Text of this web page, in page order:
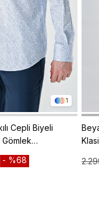
1
Cepli Biyeli
Gömlek
%68